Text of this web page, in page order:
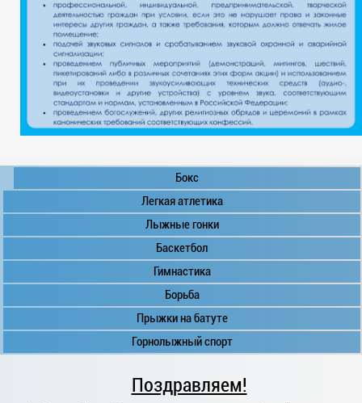
Бокс
Легкая атлетика
Лыжные гонки
Баскетбол
Гимнастика
Борьба
Прыжки на батуте
Горнолыжный спорт
Поздравляем!